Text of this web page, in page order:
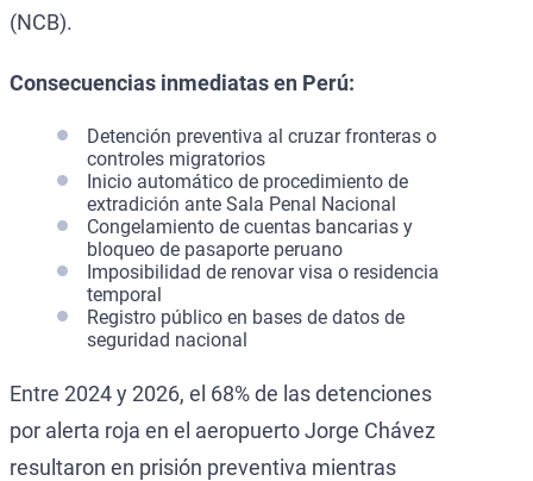
(NCB).
Consecuencias inmediatas en Perú:
Detención preventiva al cruzar fronteras o
controles migratorios
Inicio automático de procedimiento de
extradición ante Sala Penal Nacional
Congelamiento de cuentas bancarias y
bloqueo de pasaporte peruano
Imposibilidad de renovar visa o residencia
temporal
Registro público en bases de datos de
seguridad nacional
Entre 2024 y 2026, el 68% de las detenciones
por alerta roja en el aeropuerto Jorge Chávez
resultaron en prisión preventiva mientras